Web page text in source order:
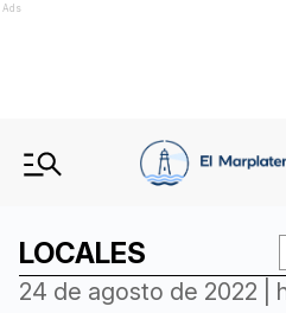
Ads
LOCALES
24 de agosto de 2022 |